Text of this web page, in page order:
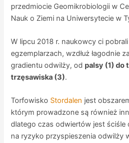
przedmiocie Geomikrobiologii w
Nauk o Ziemi na Uniwersytecie w
W lipcu 2018 r. naukowcy ci
egzemplarzach, wzdłuż łagodnie
gradientu odwilży, od palsy (1) do
trzęsawiska (3).
Torfowisko Stordalen jest
którym prowadzone są również
dlatego czas odwiertów jest
na ryzyko przyspieszenia odwilży